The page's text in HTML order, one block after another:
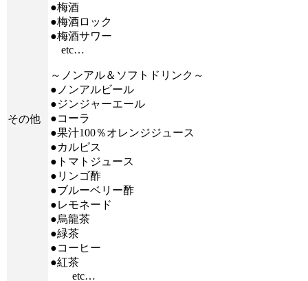
その他
●梅酒
●梅酒ロック
●梅酒サワー
etc…
～ノンアル＆ソフトドリンク～
●ノンアルビール
●ジンジャーエール
●コーラ
●果汁100％オレンジジュース
●カルピス
●トマトジュース
●リンゴ酢
●ブルーベリー酢
●レモネード
●烏龍茶
●緑茶
●コーヒー
●紅茶
etc…